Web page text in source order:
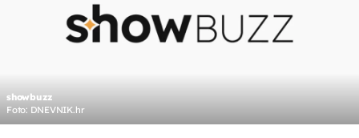
showbuzz
Foto: DNEVNIK.hr